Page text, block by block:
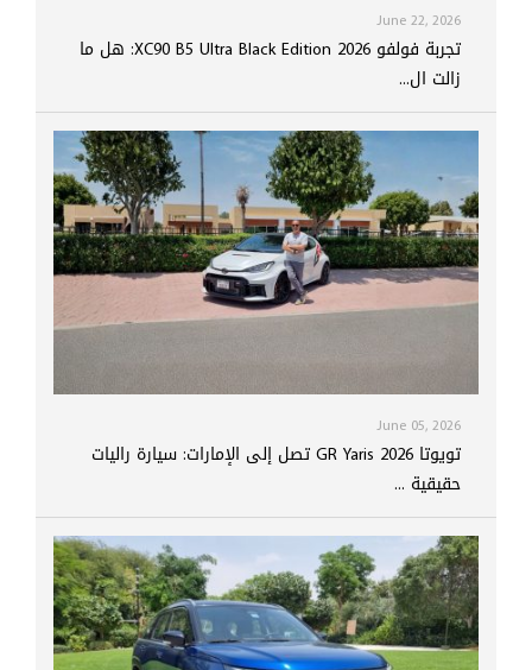
June 22, 2026
تجربة فولفو XC90 B5 Ultra Black Edition 2026: هل ما
زالت ال...
June 05, 2026
تويوتا GR Yaris 2026 تصل إلى الإمارات: سيارة راليات
حقيقية ...